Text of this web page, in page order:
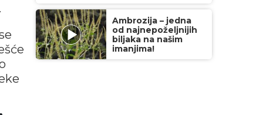
Ambrozija – jedna
od najnepoželjnijih
biljaka na našim
imanjima!